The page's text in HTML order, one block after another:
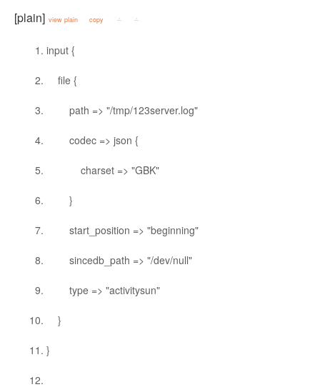
[plain] view plain copy
input {
file {
path => "/tmp/123server.log"
codec => json {
charset => "GBK"
}
start_position => "beginning"
sincedb_path => "/dev/null"
type => "activitysun"
}
}